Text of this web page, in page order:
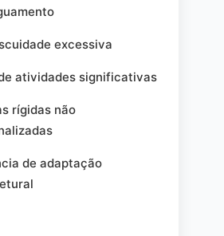
excessiva
atividades significativas
rígidas não
de adaptação